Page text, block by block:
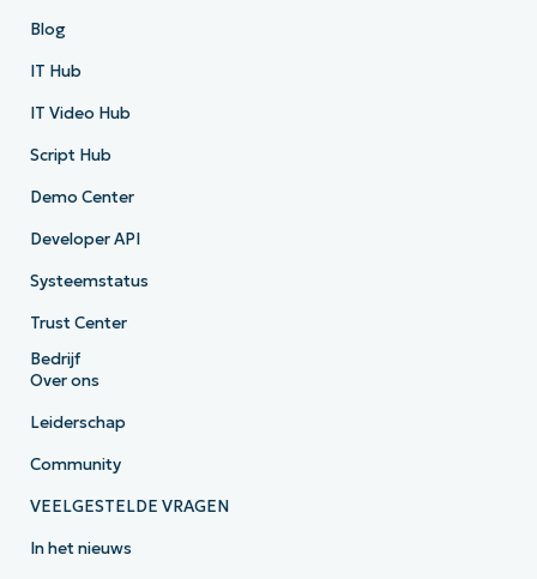
Blog
IT Hub
IT Video Hub
Script Hub
Demo Center
Developer API
Systeemstatus
Trust Center
Bedrijf
Over ons
Leiderschap
Community
VEELGESTELDE VRAGEN
In het nieuws